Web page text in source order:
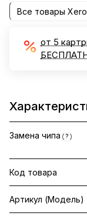
Все товары
от 5
Замена чипа ?
Код товара
Артикул (Модель)